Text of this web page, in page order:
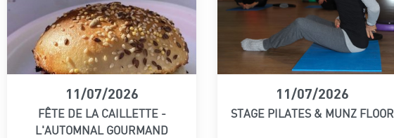
11/07/2026
FÊTE DE LA CAILLETTE -
L'AUTOMNAL GOURMAND
11/07/2026
STAGE PILATES & MUNZ FLOOR